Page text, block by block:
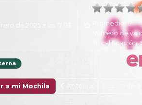
Promedio:0
Número de
Tu calificación:
a mi Mochila